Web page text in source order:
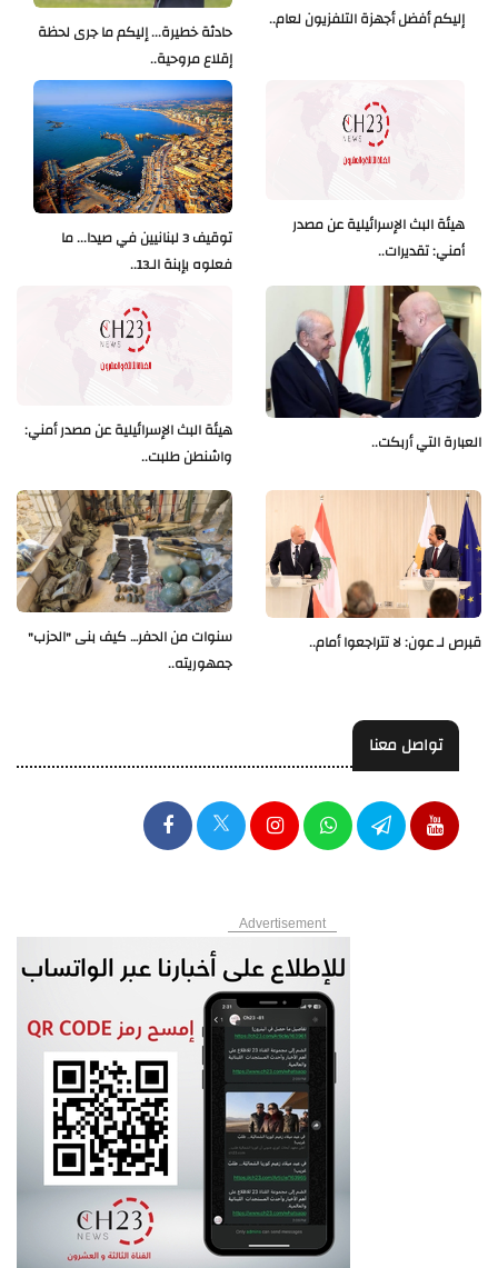
حادثة خطيرة... إليكم ما جرى لحظة
إقلاع مروحية..
إليكم أفضل أجهزة التلفزيون لعام..
توقيف 3 لبنانيين في صيدا... ما
فعلوه بإبنة الـ13..
هيئة البث الإسرائيلية عن مصدر
أمني: تقديرات..
هيئة البث الإسرائيلية عن مصدر أمني:
واشنطن طلبت..
العبارة التي أربكت..
سنوات من الحفر… كيف بنى "الحزب"
جمهوريته..
قبرص لـ عون: لا تتراجعوا أمام..
تواصل معنا
Advertisement